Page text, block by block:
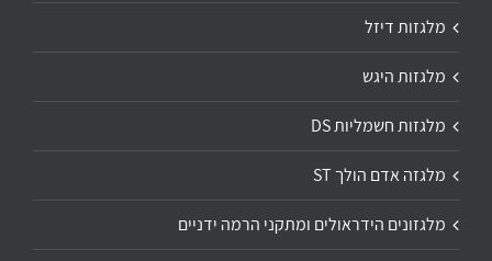
מלגזות דיזל
מלגזות היגש
מלגזות חשמליות DS
מלגזה אדם הולך ST
מלגזונים הידראולים ומתקני הרמה ידניים